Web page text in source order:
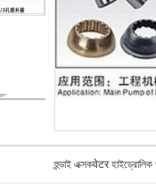
হুন্ডাই এক্সকवेटर হাইড্রোলিক